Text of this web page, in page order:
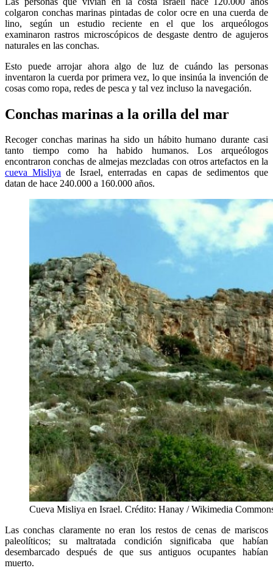
colgaron conchas marinas pintadas de color ocre en una cuerda de
lino, según un estudio reciente en el que los arqueólogos
examinaron rastros microscópicos de desgaste dentro de agujeros
naturales en las conchas.
Esto puede arrojar ahora algo de luz de cuándo las personas
inventaron la cuerda por primera vez, lo que insinúa la invención de
cosas como ropa, redes de pesca y tal vez incluso la navegación.
Conchas marinas a la orilla del mar
Recoger conchas marinas ha sido un hábito humano durante casi
tanto tiempo como ha habido humanos. Los arqueólogos
encontraron conchas de almejas mezcladas con otros artefactos en la
cueva Misliya de Israel, enterradas en capas de sedimentos que
datan de hace 240.000 a 160.000 años.
Cueva Misliya en Israel. Crédito: Hanay / Wikimedia
Las conchas claramente no eran los restos de cenas de mariscos
paleolíticos; su maltratada condición significaba que habían
desembarcado después de que sus antiguos ocupantes habían
muerto.